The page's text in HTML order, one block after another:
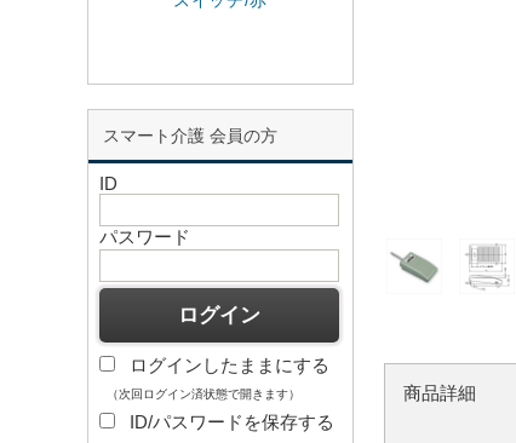
スマート介護 会員の方
ID
パスワード
ログインしたままにする
（次回ログイン済状態で開きます）
ID/パスワードを保存する
商品詳細